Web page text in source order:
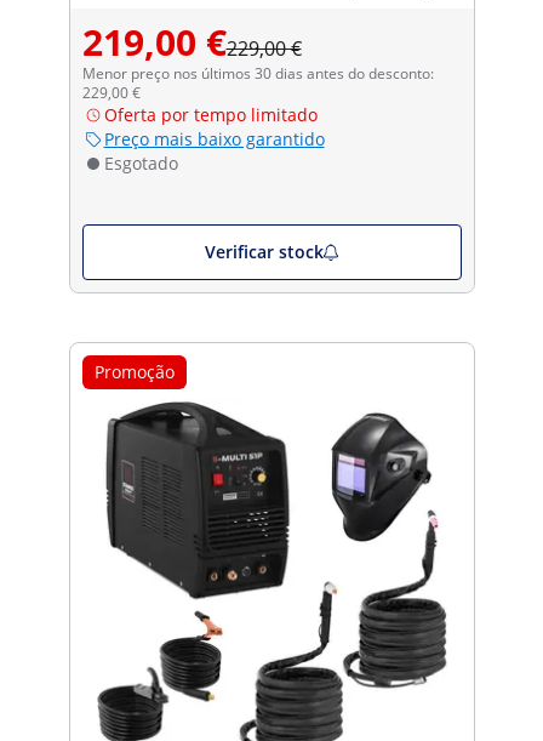
219,00 €229,00 €
Menor preço nos últimos 30 dias antes do desconto:
229,00 €
Oferta por tempo limitado
Preço mais baixo garantido
Esgotado
Verificar stock
Promoção